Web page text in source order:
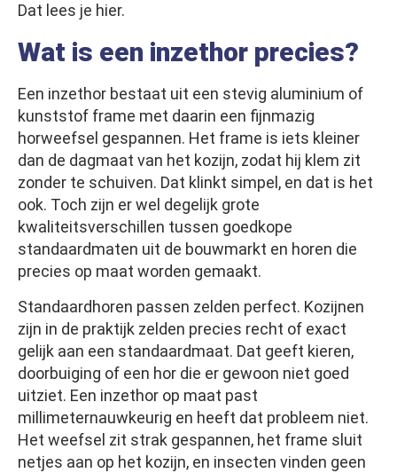
Dat lees je hier.
Wat is een inzethor precies?
Een inzethor bestaat uit een stevig aluminium of
kunststof frame met daarin een fijnmazig
horweefsel gespannen. Het frame is iets kleiner
dan de dagmaat van het kozijn, zodat hij klem zit
zonder te schuiven. Dat klinkt simpel, en dat is het
ook. Toch zijn er wel degelijk grote
kwaliteitsverschillen tussen goedkope
standaardmaten uit de bouwmarkt en horen die
precies op maat worden gemaakt.
Standaardhoren passen zelden perfect. Kozijnen
zijn in de praktijk zelden precies recht of exact
gelijk aan een standaardmaat. Dat geeft kieren,
doorbuiging of een hor die er gewoon niet goed
uitziet. Een inzethor op maat past
millimeternauwkeurig en heeft dat probleem niet.
Het weefsel zit strak gespannen, het frame sluit
netjes aan op het kozijn, en insecten vinden geen